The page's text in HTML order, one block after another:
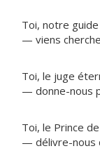
Toi, notre
— viens
Toi, le juge
— donne-nous
Toi, le Prince
— délivre-nous